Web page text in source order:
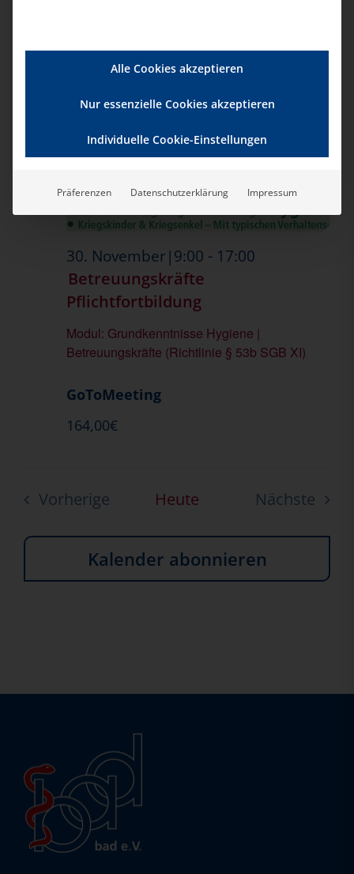
164,00€
Modul: Grundkenntnisse Hygiene |
Betreuungskräfte (Richtlinie § 53b SGB XI)
30. November|9:00 - 17:00
Betreuungskräfte
Pflichtfortbildung
GoToMeeting
164,00€
Vorherige
Heute
Nächste
Kalender abonnieren
Alle Cookies akzeptieren
Nur essenzielle Cookies akzeptieren
Individuelle Cookie-Einstellungen
Präferenzen Datenschutzerklärung Impressum